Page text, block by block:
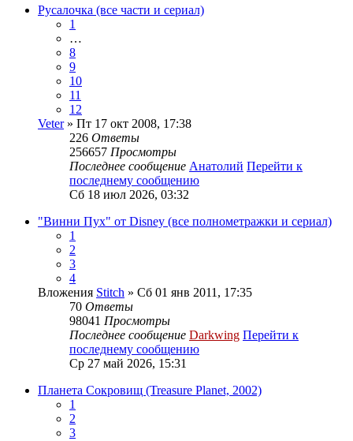
Русалочка (все части и сериал)
1
…
8
9
10
11
12
Veter» Пт 17 окт 2008, 17:38
226 Ответы
256657 Просмотры
Последнее сообщение Анатолий Перейти к
последнему сообщению
Сб 18 июл 2026, 03:32
"Винни Пух" от Disney (все полнометражки и сериал)
1
2
3
4
Вложения Stitch » Сб 01 янв 2011, 17:35
70 Ответы
98041 Просмотры
Последнее сообщение Darkwing Перейти к
последнему сообщению
Ср 27 май 2026, 15:31
Планета Сокровищ (Treasure Planet, 2002)
1
2
3